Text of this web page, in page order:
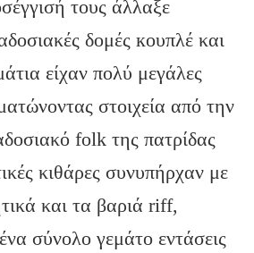
τους άλλαξε
δομές кουπλέ και
είχαν πολύ μεγάλες
στοιχεία από την
folk της πατρίδας
κιθάρες συνυπήρχαν με
και τα βαριά riff,
σύνολο γεμάτο εντάσεις